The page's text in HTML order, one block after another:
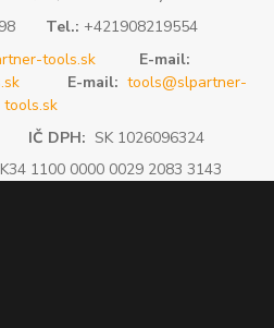
Tel.: +421908219554
tools.sk
E-mail:
E-mail: tools@slpartner-
tools.sk
IČ DPH: SK 1026096324
1100 0000 0029 2083 3143